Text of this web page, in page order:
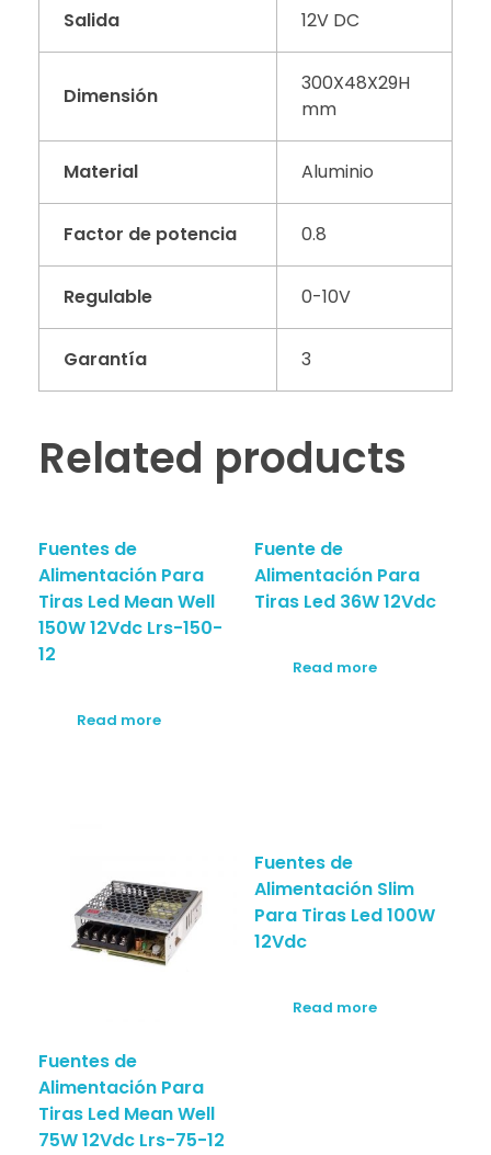
Salida 12V DC
Dimensión
300X48X29H
mm
Material Aluminio
Factor de potencia 0.8
Regulable 0-10V
Garantía 3
Related products
Fuentes de
Alimentación Para
Tiras Led Mean Well
150W 12Vdc Lrs-150-
12
Read more
Fuente de
Alimentación Para
Tiras Led 36W 12Vdc
Read more
Fuentes de
Alimentación Para
Tiras Led Mean Well
75W 12Vdc Lrs-75-12
Fuentes de
Alimentación Slim
Para Tiras Led 100W
12Vdc
Read more